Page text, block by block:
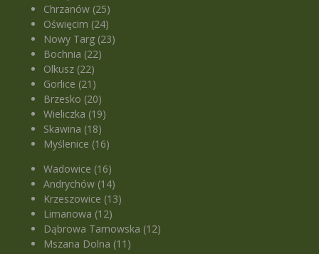
Chrzanów (25)
Oświęcim (24)
Nowy Targ (23)
Bochnia (22)
Olkusz (22)
Gorlice (21)
Brzesko (20)
Wieliczka (19)
Skawina (18)
Myślenice (16)
Wadowice (16)
Andrychów (14)
Krzeszowice (13)
Limanowa (12)
Dąbrowa Tarnowska (12)
Mszana Dolna (11)